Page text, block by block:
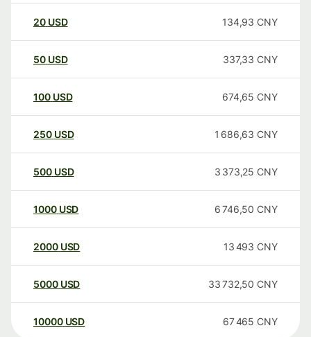
20 USD 134,93 CNY
50 USD 337,33 CNY
100 USD 674,65 CNY
250 USD 1 686,63 CNY
500 USD 3 373,25 CNY
1000 USD 6 746,50 CNY
2000 USD 13 493 CNY
5000 USD 33 732,50 CNY
10000 USD 67 465 CNY